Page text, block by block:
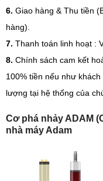
6. Giao hàng & Thu tiền
hàng).
7. Thanh toán linh hoạt :
8. Chính sách cam kết
100% tiền nếu như
lượng tại hệ thống của
Cơ phá nhảy ADAM
nhà máy Adam